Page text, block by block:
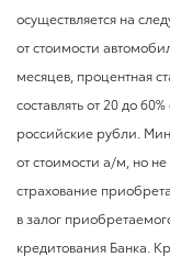
осуществляется на
от стоимости
месяцев, процентная
составлять от 20 до
российские рубли.
от стоимости а/м, но
страхование
в залог
кредитования Банка.